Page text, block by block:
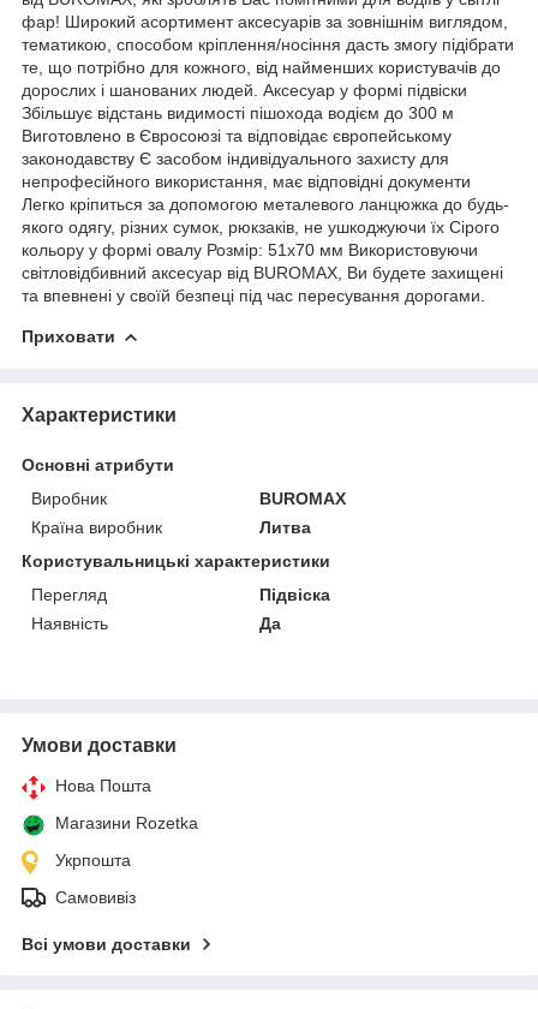
фар! Широкий асортимент аксесуарів за зовнішнім виглядом,
тематикою, способом кріплення/носіння дасть змогу підібрати
те, що потрібно для кожного, від найменших користувачів до
дорослих і шанованих людей. Аксесуар у формі підвіски
Збільшує відстань видимості пішохода водієм до 300 м
Виготовлено в Євросоюзі та відповідає європейському
законодавству Є засобом індивідуального захисту для
непрофесійного використання, має відповідні документи
Легко кріпиться за допомогою металевого ланцюжка до будь-
якого одягу, різних сумок, рюкзаків, не ушкоджуючи їх Сірого
кольору у формі овалу Розмір: 51х70 мм Використовуючи
світловідбивний аксесуар від BUROMAX, Ви будете захищені
та впевнені у своїй безпеці під час пересування дорогами.
Приховати
Характеристики
Основні атрибути
Виробник
BUROMAX
Країна виробник
Литва
Користувальницькі характеристики
Перегляд
Підвіска
Наявність
Да
Умови доставки
Нова Пошта
Магазини Rozetka
Укрпошта
Самовивіз
Всі умови доставки